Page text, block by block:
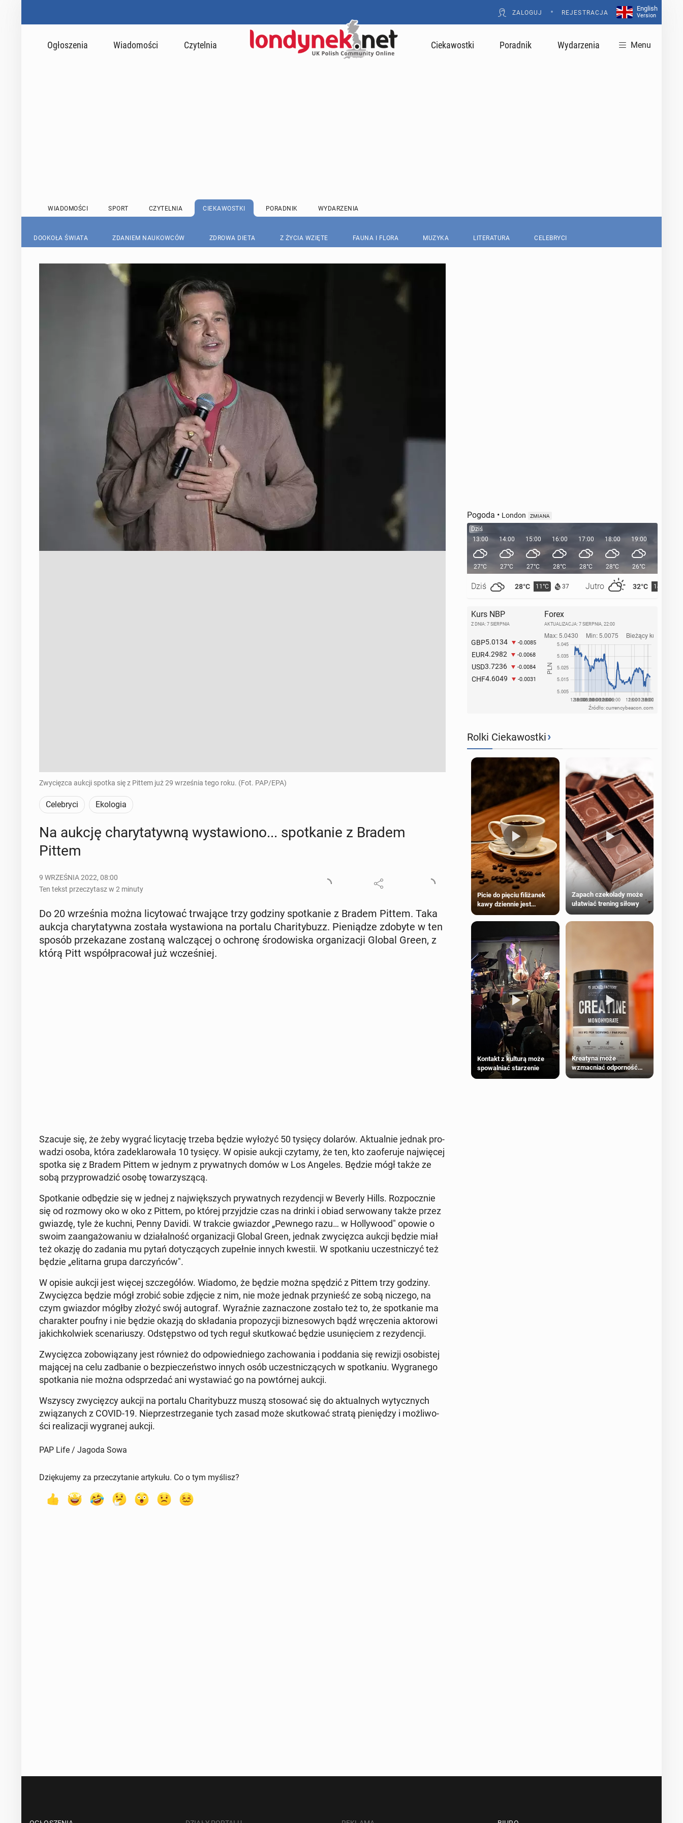
ZALOGUJ • REJESTRACJA
English
Version
Ogłoszenia Wiadomości Czytelnia Ciekawostki Poradnik Wydarzenia Menu
WIADOMOŚCI SPORT CZYTELNIA CIEKAWOSTKI PORADNIK WYDARZENIA
DOOKOŁA ŚWIATA ZDANIEM NAUKOWCÓW ZDROWA DIETA Z ŻYCIA WZIĘTE FAUNA I FLORA MUZYKA LITERATURA CELEBRYCI
Zwycięzca aukcji spotka się z Pittem już 29 września tego roku. (Fot. PAP/EPA)
Celebryci Ekologia
Na aukcję cha­ry­ta­tyw­ną wy­sta­wio­no... spo­tka­nie z Bradem
Pittem
9 WRZEŚNIA 2022, 08:00
Ten tekst przeczytasz w 2 minuty
Do 20 wrze­śnia można li­cy­to­wać trwa­ją­ce trzy godziny spo­tka­nie z Bradem Pittem. Taka
aukcja cha­ry­ta­tyw­na została wy­sta­wio­na na portalu Cha­ri­ty­buzz. Pie­nią­dze zdobyte w ten
sposób prze­ka­za­ne zostaną wal­czą­cej o ochronę śro­do­wi­ska or­ga­ni­za­cji Global Green, z
którą Pitt współ­pra­co­wał już wcze­śniej.
Szacuje się, że żeby wygrać li­cy­ta­cję trzeba będzie wyłożyć 50 tysięcy dolarów. Ak­tu­al­nie jednak pro­
wa­dzi osoba, która za­de­kla­ro­wa­ła 10 tysięcy. W opisie aukcji czytamy, że ten, kto za­ofe­ru­je naj­wię­cej
spotka się z Bradem Pittem w jednym z pry­wat­nych domów w Los Angeles. Będzie mógł także ze
sobą przy­pro­wa­dzić osobę to­wa­rzy­szą­cą.
Spo­tka­nie od­bę­dzie się w jednej z naj­więk­szych pry­wat­nych re­zy­den­cji w Beverly Hills. Roz­pocz­nie
się od rozmowy oko w oko z Pittem, po której przyj­dzie czas na drinki i obiad ser­wo­wa­ny także przez
gwiazdę, tyle że kuchni, Penny Davidi. W trakcie gwiaz­dor „Pewnego razu… w Hol­ly­wo­od" opowie o
swoim za­an­ga­żo­wa­niu w dzia­łal­ność or­ga­ni­za­cji Global Green, jednak zwy­cięz­ca aukcji będzie miał
też okazję do zadania mu pytań do­ty­czą­cych zu­peł­nie innych kwestii. W spo­tka­niu uczest­ni­czyć też
będzie „eli­tar­na grupa dar­czyń­ców".
W opisie aukcji jest więcej szcze­gó­łów. Wiadomo, że będzie można spędzić z Pittem trzy godziny.
Zwy­cięz­ca będzie mógł zrobić sobie zdjęcie z nim, nie może jednak przy­nieść ze sobą niczego, na
czym gwiaz­dor mógłby złożyć swój au­to­graf. Wy­raź­nie za­zna­czo­ne zostało też to, że spo­tka­nie ma
cha­rak­ter poufny i nie będzie okazją do skła­da­nia pro­po­zy­cji biz­ne­so­wych bądź wrę­cze­nia ak­to­ro­wi
ja­kich­kol­wiek sce­na­riu­szy. Od­stęp­stwo od tych reguł skut­ko­wać będzie usu­nię­ciem z re­zy­den­cji.
Zwy­cięz­ca zo­bo­wią­za­ny jest również do od­po­wied­nie­go za­cho­wa­nia i pod­da­nia się rewizji oso­bi­stej
mającej na celu za­dba­nie o bez­pie­czeń­stwo innych osób uczest­ni­czą­cych w spo­tka­niu. Wy­gra­ne­go
spo­tka­nia nie można od­sprze­dać ani wy­sta­wiać go na po­wtór­nej aukcji.
Wszyscy zwy­cięz­cy aukcji na portalu Cha­ri­ty­buzz muszą sto­so­wać się do ak­tu­al­nych wy­tycz­nych
zwią­za­nych z COVID-19. Nie­prze­strze­ga­nie tych zasad może skut­ko­wać stratą pie­nię­dzy i moż­li­wo­
ści re­ali­za­cji wy­gra­nej aukcji.
PAP Life / Jagoda Sowa
Dziękujemy za przeczytanie artykułu. Co o tym myślisz?
Pogoda • London ZMIANA
Dziś
13:00
27°C
Dziś 28°C 11°C 37 Jutro 32°C 14°C
14:00
27°C
15:00
27°C
16:00
28°C
17:00
28°C
18:00
28°C
19:00
26°C
Kurs NBP
Z DNIA: 7 SIERPNIA
GBP5.0134 -0.0085
EUR4.2982 -0.0068
USD3.7236 -0.0084
CHF4.6049 -0.0031
Forex
AKTUALIZACJA: 7 SIERPNIA, 22:00
Źródło: currencybeacon.com
Rolki Ciekawostki›
Picie do pięciu filiżanek
kawy dziennie jest
większości dorosłych
Zapach czekolady może
ułatwiać trening siłowy
Kontakt z kulturą może
spowalniać starzenie
Kreatyna może
wzmacniać odporność
przeciw nowotworom